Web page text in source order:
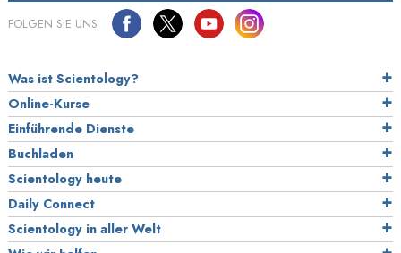
FOLGEN SIE UNS
Was ist Scientology?
Online-Kurse
Einführende Dienste
Buchladen
Scientology heute
Daily Connect
Scientology in aller Welt